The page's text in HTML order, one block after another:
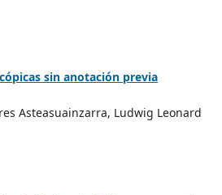
sin anotación previa
Asteasuainzarra, Ludwig Leonard